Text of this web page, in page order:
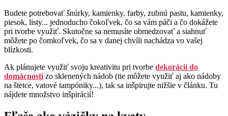
Budete potrebovať šnúrky, kamienky, farby, zubnú pastu, kamienky,
piesok, listy... jednoducho čokoľvek, čo sa vám páči a čo dokážete
pri tvorbe využiť. Skutočne sa nemusíte obmedzovať a siahnuť
môžete po čomkoľvek, čo sa v danej chvíli nachádza vo vašej
blízkosti.
Ak plánujete využiť svoju kreativitu pri tvorbe dekorácií do
domácnosti zo sklenených nádob (tie môžete využiť aj ako nádoby
na štetce, vatové tampóniky...), tak sa inšpirujte nižšie v článku. Tu
nájdete množstvo inšpirácií!